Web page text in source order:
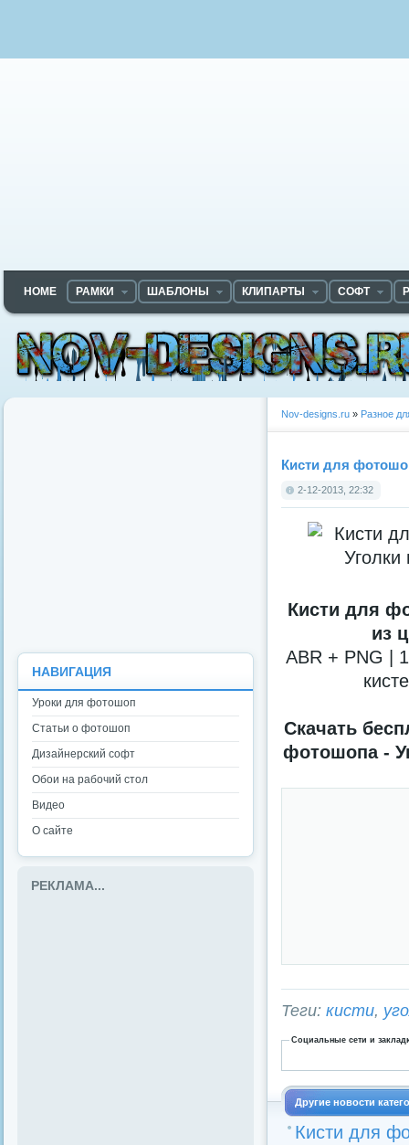
HOME РАМКИ ШАБЛОНЫ КЛИПАРТЫ СОФТ
Nov-designs.ru » Разное
Кисти для
2-12-2013, 22:32
Кисти для
из
ABR + PNG |
Скачать
фотошопа -
Теги: кисти,
Социальные сети и
Другие новости
Кисти для
НАВИГАЦИЯ
Уроки для фотошоп
Статьи о фотошоп
Дизайнерский софт
Обои на рабочий стол
Видео
О сайте
РЕКЛАМА...